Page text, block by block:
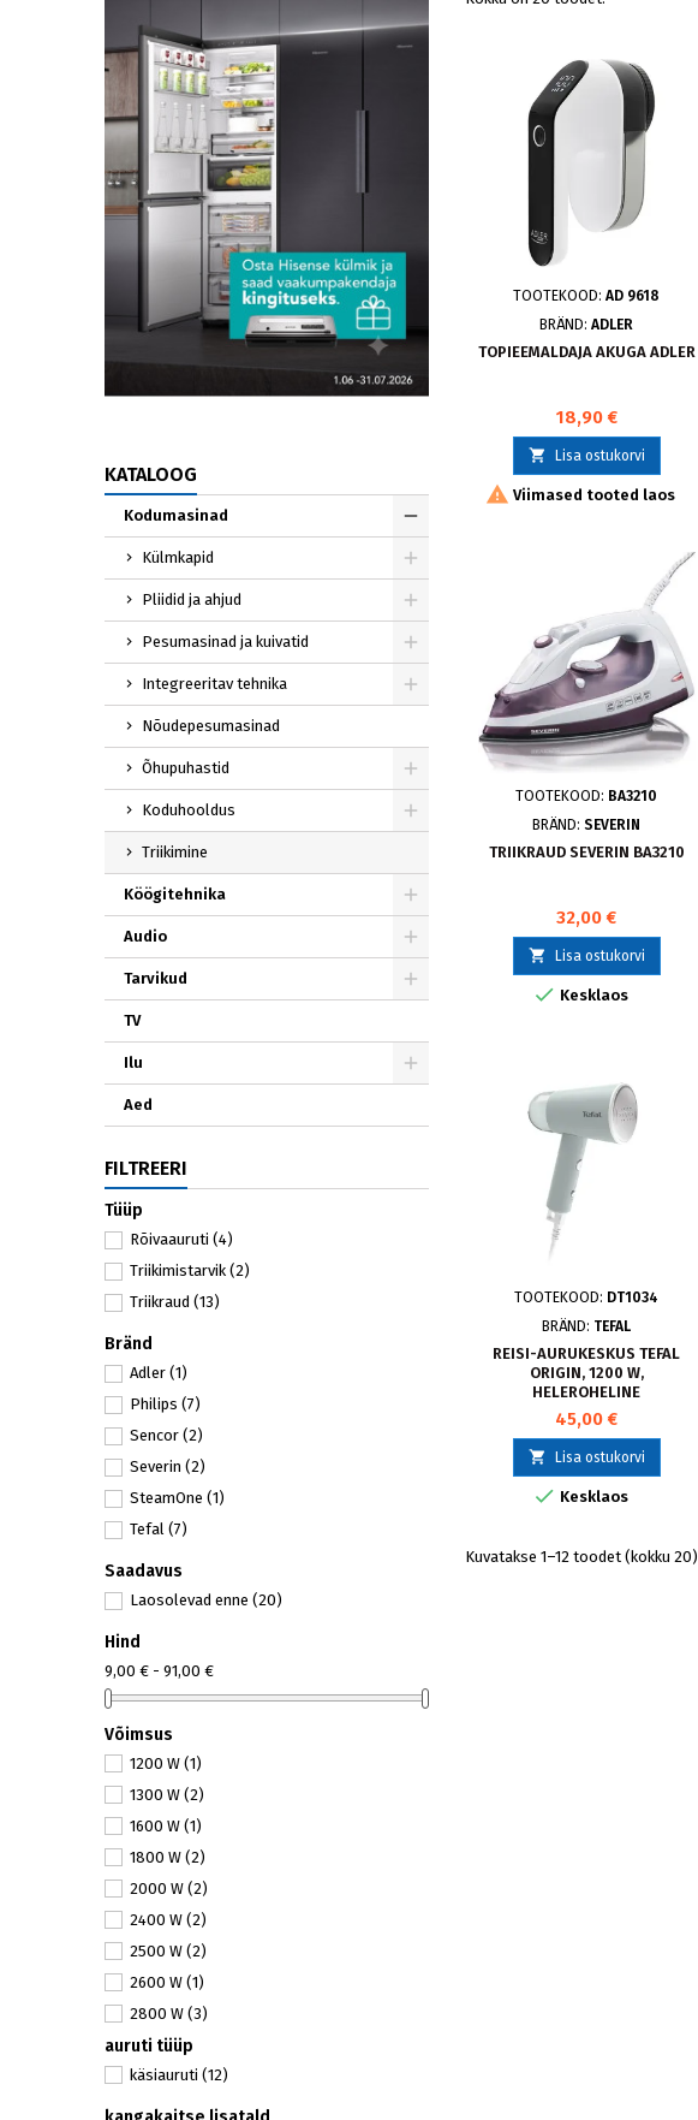
KATALOOG
Kodumasinad
Külmkapid
Pliidid ja ahjud
Pesumasinad ja kuivatid
Integreeritav tehnika
Nõudepesumasinad
Õhupuhastid
Koduhooldus
Triikimine
Köögitehnika
Audio
Tarvikud
TV
Ilu
Aed
FILTREERI
Tüüp
Rõivaauruti (4)
Triikimistarvik (2)
Triikraud (13)
Bränd
Adler (1)
Philips (7)
Sencor (2)
Severin (2)
SteamOne (1)
Tefal (7)
Saadavus
Laosolevad enne (20)
Hind
9,00 € - 91,00 €
Võimsus
1200 W (1)
1300 W (2)
1600 W (1)
1800 W (2)
2000 W (2)
2400 W (2)
2500 W (2)
2600 W (1)
2800 W (3)
3100 W(1)
auruti tüüp
käsiauruti (12)
TOOTEKOOD:AD 9618
BRÄND:ADLER
TOPIEEMALDAJA AKUGA ADLER
18,90 €
 Lisa ostukorvi
 Viimased tooted laos
TOOTEKOOD: BA3210
BRÄND:SEVERIN
TRIIKRAUD SEVERIN BA3210
32,00 €
 Lisa ostukorvi
 Kesklaos
TOOTEKOOD: DT1034
BRÄND: TEFAL
REISI-AURUKESKUS TEFAL
ORIGIN, 1200 W,
HELEROHELINE
45,00 €
 Lisa ostukorvi
 Kesklaos
Kuvatakse 1–12 toodet (kokku 20)